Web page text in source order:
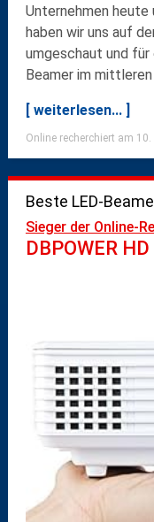
Unternehmen heute
haben wir uns auf
umgeschaut und
Beamer im
[ weiterlesen... ]
Online recherchiert am
Beste LED-
Sieger der Online-
DBPOWER HD